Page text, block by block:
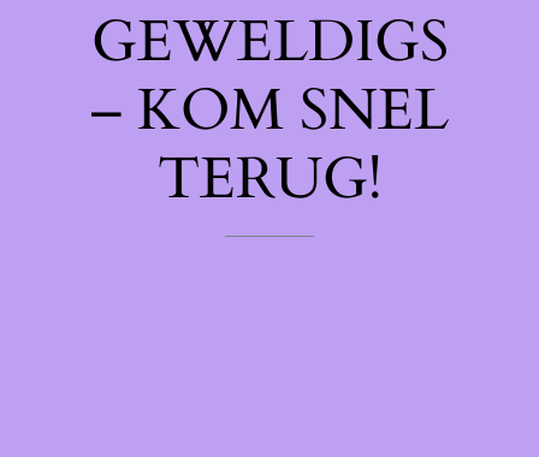
GEWELDIGS
– KOM SNEL
TERUG!